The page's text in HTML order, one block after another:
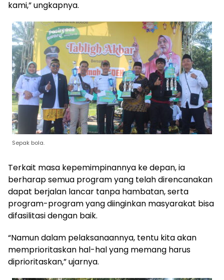
kami,” ungkapnya.
Sepak bola.
Terkait masa kepemimpinannya ke depan, ia
berharap semua program yang telah direncanakan
dapat berjalan lancar tanpa hambatan, serta
program-program yang diinginkan masyarakat bisa
difasilitasi dengan baik.
“Namun dalam pelaksanaannya, tentu kita akan
memprioritaskan hal-hal yang memang harus
diprioritaskan,” ujarnya.